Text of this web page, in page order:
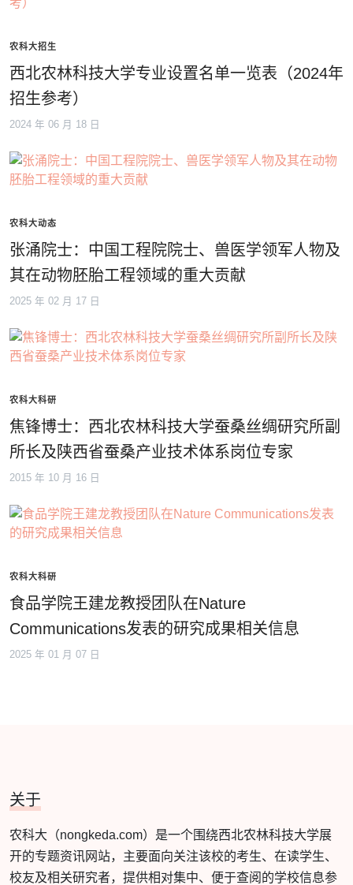
农科大招生
西北农林科技大学专业设置名单一览表（2024年
招生参考）
2024 年 06 月 18 日
农科大动态
张涌院士：中国工程院院士、兽医学领军人物及
其在动物胚胎工程领域的重大贡献
2025 年 02 月 17 日
农科大科研
焦锋博士：西北农林科技大学蚕桑丝绸研究所副
所长及陕西省蚕桑产业技术体系岗位专家
2015 年 10 月 16 日
农科大科研
食品学院王建龙教授团队在Nature
Communications发表的研究成果相关信息
2025 年 01 月 07 日
关于
农科大（nongkeda.com）是一个围绕西北农林科技大学展
开的专题资讯网站，主要面向关注该校的考生、在读学生、
校友及相关研究者，提供相对集中、便于查阅的学校信息参